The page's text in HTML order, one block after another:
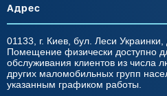
Адрес
01133, г. Киев, бул. Леси
Помещение физически доступно
обслуживания клиентов из числа
других маломобильных групп
указанным графиком работы.